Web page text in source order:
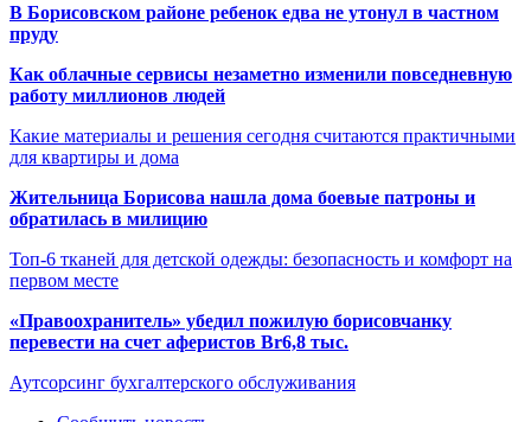
В Борисовском районе ребенок едва не утонул в частном
пруду
Как облачные сервисы незаметно изменили повседневную
работу миллионов людей
Какие материалы и решения сегодня считаются практичными
для квартиры и дома
Жительница Борисова нашла дома боевые патроны и
обратилась в милицию
Топ-6 тканей для детской одежды: безопасность и комфорт на
первом месте
«Правоохранитель» убедил пожилую борисовчанку
перевести на счет аферистов Br6,8 тыс.
Аутсорсинг бухгалтерского обслуживания